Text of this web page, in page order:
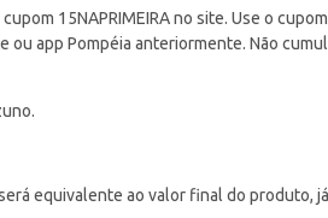
15NAPRIMEIRA no site. Use o
app Pompéia anteriormente. Não
equivalente ao valor final do